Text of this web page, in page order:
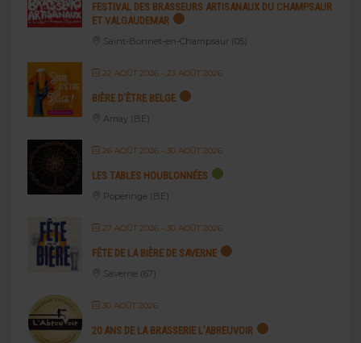
FESTIVAL DES BRASSEURS ARTISANAUX DU CHAMPSAUR
ET VALGAUDEMAR
Saint-Bonnet-en-Champsaur (05)
22 AOÛT 2026- 23 AOÛT 2026
BIÈRE D’ÊTRE BELGE
Amay (BE)
26 AOÛT 2026- 30 AOÛT 2026
LES TABLES HOUBLONNÉES
Poperinge (BE)
27 AOÛT 2026- 30 AOÛT 2026
FÊTE DE LA BIÈRE DE SAVERNE
Saverne (67)
30 AOÛT 2026
20 ANS DE LA BRASSERIE L’ABREUVOIR